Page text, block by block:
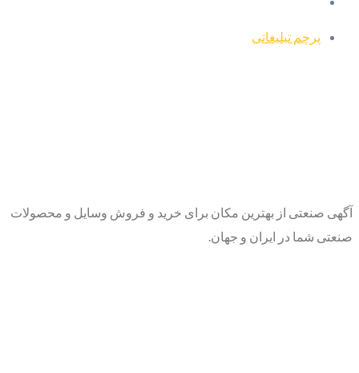
پرچم تبلیغاتی
آگهی صنعتی از بهترین مکان برای خرید و فروش وسایل و محصولات
صنعتی شما در ایران و جهان.